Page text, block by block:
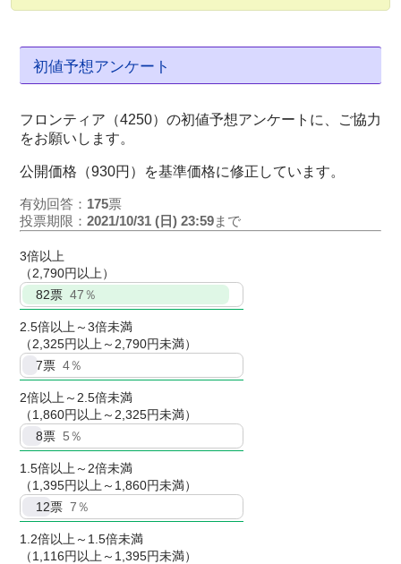
初値予想アンケート
フロンティア（4250）の初値予想アンケートに、ご協力
をお願いします。
公開価格（930円）を基準価格に修正しています。
有効回答： 175票
投票期限： 2021/10/31 (日) 23:59まで
3倍以上
（2,790円以上）
82票 47％
2.5倍以上～3倍未満
（2,325円以上～2,790円未満）
7票 4％
2倍以上～2.5倍未満
（1,860円以上～2,325円未満）
8票 5％
1.5倍以上～2倍未満
（1,395円以上～1,860円未満）
12票 7％
1.2倍以上～1.5倍未満
（1,116円以上～1,395円未満）